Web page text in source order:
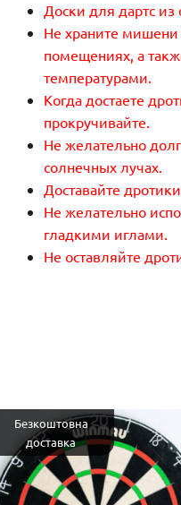
Доски для дартс из
Не храните
помещениях, а
температурами.
Когда достаете
прокручивайте.
Не желательно
солнечных лучах.
Доставайте
Не желательно
гладкими иглами.
Не оставляйте
Безкоштовна
доставка